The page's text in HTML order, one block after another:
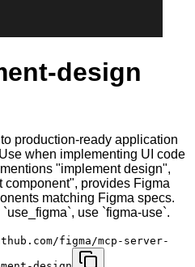
design
production-ready application
when implementing UI code
"implement design",
provides Figma
matching Figma specs.
use `figma-use`.
figma/mcp-server-